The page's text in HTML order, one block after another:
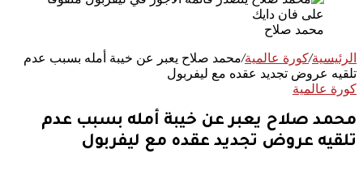
محمد صلاح
الرئيسية/كورة عالمية/محمد صلاح يعبر عن خيبة أمله بسبب عدم
تلقيه عروض تجديد عقده مع ليفربول
كورة عالمية
محمد صلاح يعبر عن خيبة أمله بسبب عدم
تلقيه عروض تجديد عقده مع ليفربول